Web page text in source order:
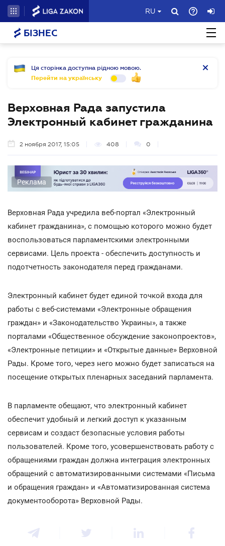
RU
БІЗНЕС
Ця сторінка доступна рідною мовою.
Перейти на українську
Верховная Рада запустила
Электронный кабинет гражданина
2 ноября 2017, 15:05 408 0
Реклама
Верховная Рада учредила веб-портал «Электронный
кабинет гражданина», с помощью которого можно будет
воспользоваться парламентскими электронными
сервисами. Цель проекта - обеспечить доступность и
подотчетность законодателя перед гражданами.
Электронный кабинет будет единой точкой входа для
работы с веб-системами «Электронные обращения
граждан» и «Законодательство Украины», а также
порталами «Общественное обсуждение законопроектов»,
«Электронные петиции» и «Открытые данные» Верховной
Рады. Кроме того, через него можно будет записаться на
посещение открытых пленарных заседаний парламента.
В парламенте обещают, что электронный кабинет
обеспечит удобный и легкий доступ к указанным
сервисам и создаст безопасные условия работы
пользователей. Кроме того, усовершенствовать работу с
обращениями граждан должна интеграция электронных
обращений с автоматизированными системами «Письма
и обращения граждан» и «Автоматизированная система
документооборота» Верховной Рады.